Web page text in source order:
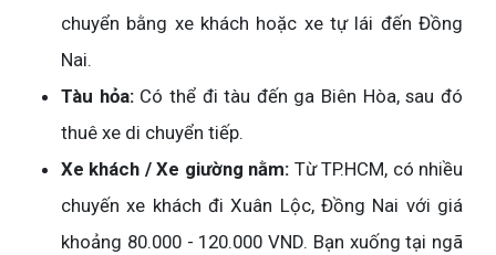
chuyển bằng xe khách hoặc xe tự lái đến Đồng
Nai.
Tàu hỏa:Có thể đi tàu đến ga Biên Hòa, sau đó
thuê xe di chuyển tiếp.
Xe khách / Xe giường nằm: Từ TP.HCM, có nhiều
chuyến xe khách đi Xuân Lộc, Đồng Nai với giá
khoảng 80.000 - 120.000 VND. Bạn xuống tại ngã